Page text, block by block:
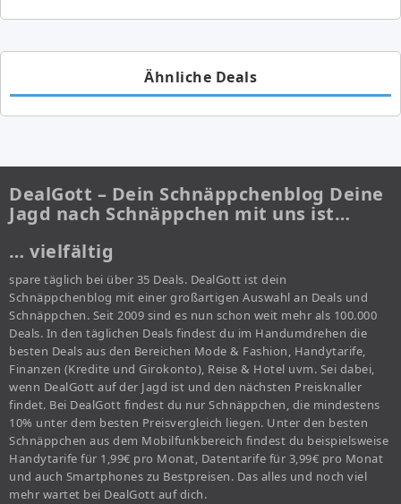
Ähnliche Deals
DealGott – Dein Schnäppchenblog Deine
Jagd nach Schnäppchen mit uns ist…
… vielfältig
spare täglich bei über 35 Deals. DealGott ist dein
Schnäppchenblog mit einer großartigen Auswahl an Deals und
Schnäppchen. Seit 2009 sind es nun schon weit mehr als 100.000
Deals. In den täglichen Deals findest du im Handumdrehen die
besten Deals aus den Bereichen Mode & Fashion, Handytarife,
Finanzen (Kredite und Girokonto), Reise & Hotel uvm. Sei dabei,
wenn DealGott auf der Jagd ist und den nächsten Preisknaller
findet. Bei DealGott findest du nur Schnäppchen, die mindestens
10% unter dem besten Preisvergleich liegen. Unter den besten
Schnäppchen aus dem Mobilfunkbereich findest du beispielsweise
Handytarife für 1,99€ pro Monat, Datentarife für 3,99€ pro Monat
und auch Smartphones zu Bestpreisen. Das alles und noch viel
mehr wartet bei DealGott auf dich.